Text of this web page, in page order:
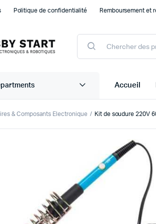
Politique de confidentialité Remboursement et
Products
search
Accueil
Breadboard et PCB
Electroniques
& Composants Electronique Kit de soudure 220V